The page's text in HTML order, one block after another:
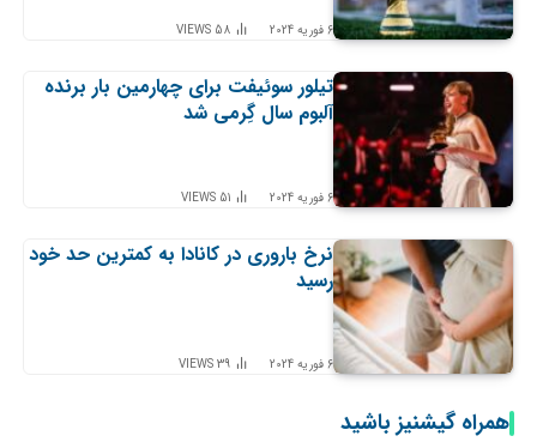
6 فوریه 2024 58
VIEWS
تیلور سوئیفت برای چهارمین بار برنده
آلبوم سال گِرمی شد
6 فوریه 2024 51
VIEWS
نرخ باروری در کانادا به کمترین حد خود
رسید
6 فوریه 2024 39
VIEWS
همراه گیشنیز باشید